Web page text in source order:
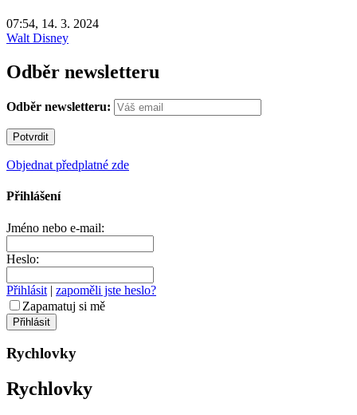
07:54, 14. 3. 2024
Walt Disney
Odběr newsletteru
Odběr newsletteru:
Objednat předplatné zde
Přihlášení
Jméno nebo e-mail:
Heslo:
Přihlásit | zapoměli jste heslo?
Zapamatuj si mě
Rychlovky
Rychlovky